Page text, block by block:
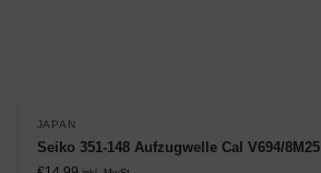
JAPAN
Seiko 351-148 Aufzugwelle Cal V694/8M25